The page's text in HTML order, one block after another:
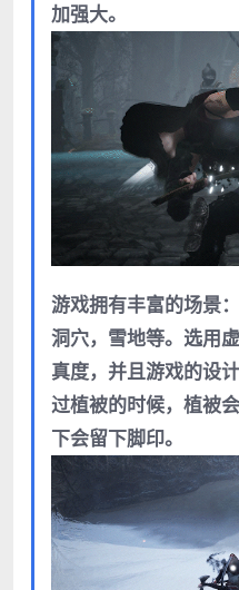
加强大。
游戏拥有丰富的场景
洞穴，雪地等。选用
真度，并且游戏的设
过植被的时候，植被
下会留下脚印。